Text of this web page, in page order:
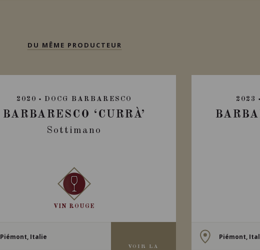
DU MÊME PRODUCTEUR
2020 DOCG BARBARESCO
BARBARESCO ‘CURRÀ’
Sottimano
VIN ROUGE
Piémont, Italie
VOIR LA
2023
Piémont,